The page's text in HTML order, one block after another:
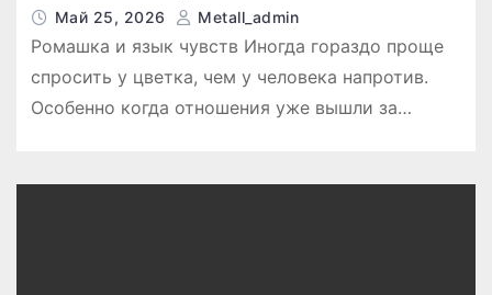
Май 25, 2026 Metall_admin
Ромашка и язык чувств Иногда гораздо проще
спросить у цветка, чем у человека напротив.
Особенно когда отношения уже вышли за…